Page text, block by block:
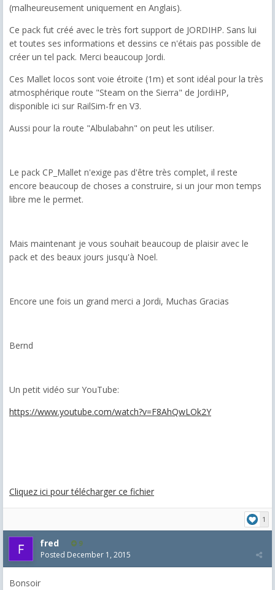
(malheureusement uniquement en Anglais).
Ce pack fut créé avec le très fort support de JORDIHP. Sans lui
et toutes ses informations et dessins ce n'étais pas possible de
créer un tel pack. Merci beaucoup Jordi.
Ces Mallet locos sont voie étroite (1m) et sont idéal pour la très
atmosphérique route "Steam on the Sierra" de JordiHP,
disponible ici sur RailSim-fr en V3.
Aussi pour la route "Albulabahn" on peut les utiliser.
Le pack CP_Mallet n'exige pas d'être très complet, il reste
encore beaucoup de choses a construire, si un jour mon temps
libre me le permet.
Mais maintenant je vous souhait beaucoup de plaisir avec le
pack et des beaux jours jusqu'à Noel.
Encore une fois un grand merci a Jordi, Muchas Gracias
Bernd
Un petit vidéo sur YouTube:
https://www.youtube.com/watch?v=F8AhQwLOk2Y
Cliquez ici pour télécharger ce fichier
1
fred 9
Posted December 1, 2015
Bonsoir